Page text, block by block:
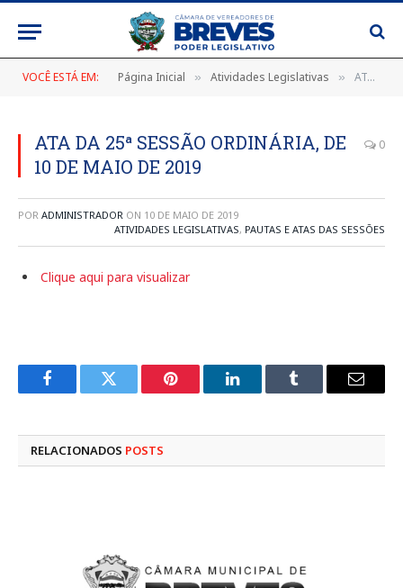
VOCÊ ESTÁ EM: Página Inicial » Atividades Legislativas » ATA DA 25ª SESSÃO ORDINÁRIA, DE 10 DE MAIO DE 2019
ATA DA 25ª SESSÃO ORDINÁRIA, DE
10 DE MAIO DE 2019
0
POR ADMINISTRADOR ON 10 DE MAIO DE 2019
ATIVIDADES LEGISLATIVAS, PAUTAS E ATAS DAS SESSÕES
Clique aqui para visualizar
FacebookTwitter Pinterest LinkedInTumblr
E-
RELACIONADOS POSTS